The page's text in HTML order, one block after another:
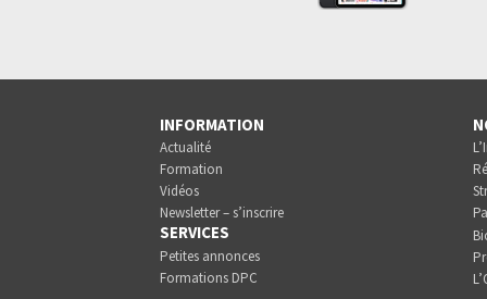
INFORMATION
Actualité
Formation
Vidéos
Newsletter – s’inscrire
SERVICES
Petites annonces
Formations DPC